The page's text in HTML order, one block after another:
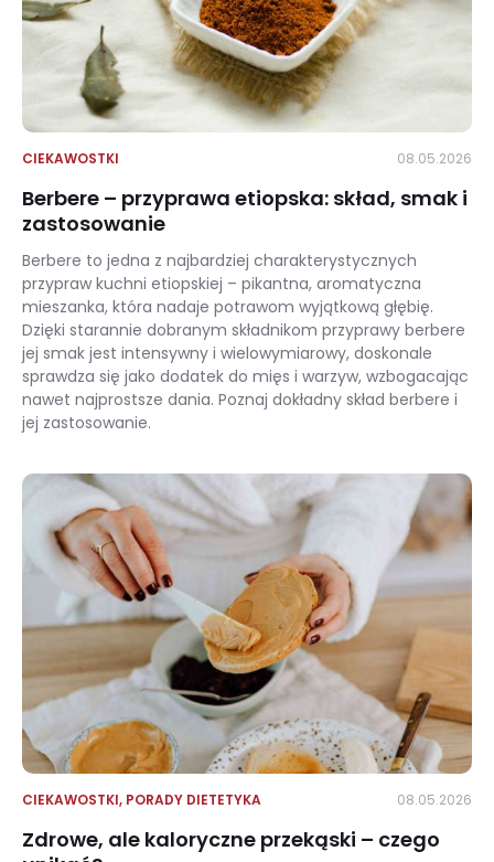
CIEKAWOSTKI 08.05.2026
Berbere – przyprawa etiopska: skład, smak i
zastosowanie
Berbere to jedna z najbardziej charakterystycznych
przypraw kuchni etiopskiej – pikantna, aromatyczna
mieszanka, która nadaje potrawom wyjątkową głębię.
Dzięki starannie dobranym składnikom przyprawy berbere
jej smak jest intensywny i wielowymiarowy, doskonale
sprawdza się jako dodatek do mięs i warzyw, wzbogacając
nawet najprostsze dania. Poznaj dokładny skład berbere i
jej zastosowanie.
CIEKAWOSTKI, PORADY DIETETYKA 08.05.2026
Zdrowe, ale kaloryczne przekąski – czego